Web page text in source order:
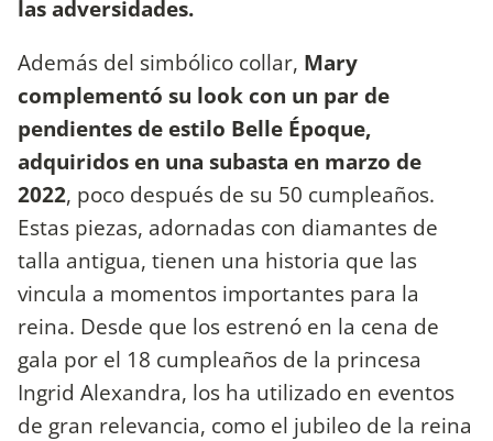
las adversidades.
Además del simbólico collar, Mary
complementó su look con un par de
pendientes de estilo Belle Époque,
adquiridos en una subasta en marzo de
2022, poco después de su 50 cumpleaños.
Estas piezas, adornadas con diamantes de
talla antigua, tienen una historia que las
vincula a momentos importantes para la
reina. Desde que los estrenó en la cena de
gala por el 18 cumpleaños de la princesa
Ingrid Alexandra, los ha utilizado en eventos
de gran relevancia, como el jubileo de la reina